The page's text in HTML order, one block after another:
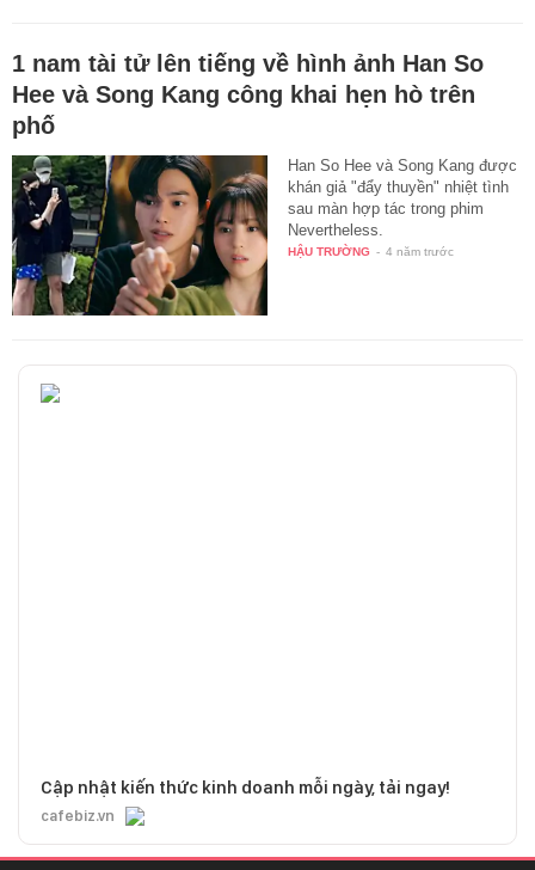
1 nam tài tử lên tiếng về hình ảnh Han So
Hee và Song Kang công khai hẹn hò trên
phố
Han So Hee và Song Kang được
khán giả "đẩy thuyền" nhiệt tình
sau màn hợp tác trong phim
Nevertheless.
HẬU TRƯỜNG - 4 năm trước
Cập nhật kiến thức kinh doanh mỗi ngày, tải ngay!
cafebiz.vn